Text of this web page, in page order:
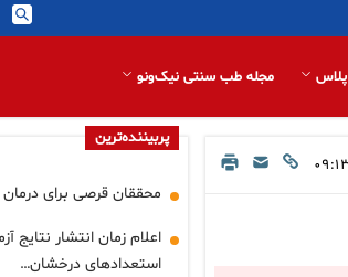
پلاس مجله طب سنتی نیک‌ونو
پربیننده‌ترین
محققان قرصی برای درمان HIV ساختند
اعلام زمان انتشار نتایج
استعدادهای درخشان…